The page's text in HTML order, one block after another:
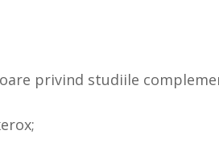
privind studiile